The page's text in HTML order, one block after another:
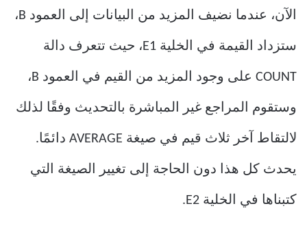
الآن، عندما نضيف المزيد من البيانات إلى العمود B،
ستزداد القيمة في الخلية E1، حيث تتعرف دالة
COUNT على وجود المزيد من القيم في العمود B،
وستقوم المراجع غير المباشرة بالتحديث وفقًا لذلك
لالتقاط آخر ثلاث قيم في صيغة AVERAGE دائمًا.
يحدث كل هذا دون الحاجة إلى تغيير الصيغة التي
كتبناها في الخلية E2.